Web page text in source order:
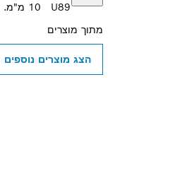
U89
10 מ"מ.
מתוך מוצרים
הצג מוצרים נוספים